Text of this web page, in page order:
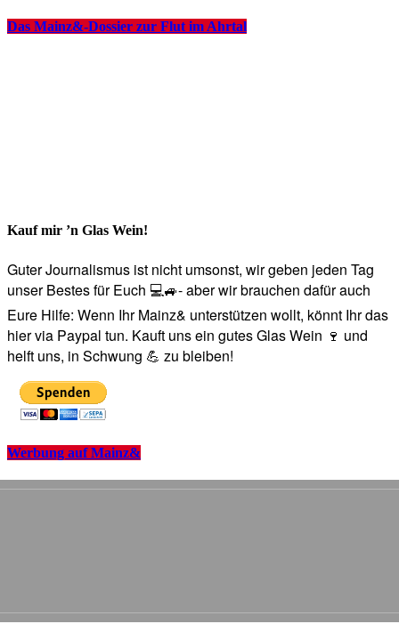
Das Mainz&-Dossier zur Flut im Ahrtal
Kauf mir ’n Glas Wein!
Guter Journalismus ist nicht umsonst, wir geben jeden Tag
unser Bestes für Euch 💻🚙- aber wir brauchen dafür auch
Eure Hilfe: Wenn Ihr Mainz& unterstützen wollt, könnt Ihr das
hier via Paypal tun. Kauft uns ein gutes Glas Wein 🍷 und
helft uns, in Schwung 💪 zu bleiben!
Werbung auf Mainz&